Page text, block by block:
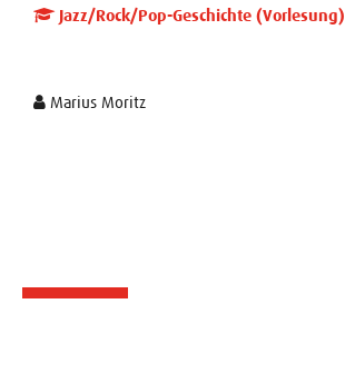
Jazz/Rock/Pop-Geschichte (Vorlesung)
Marius Moritz